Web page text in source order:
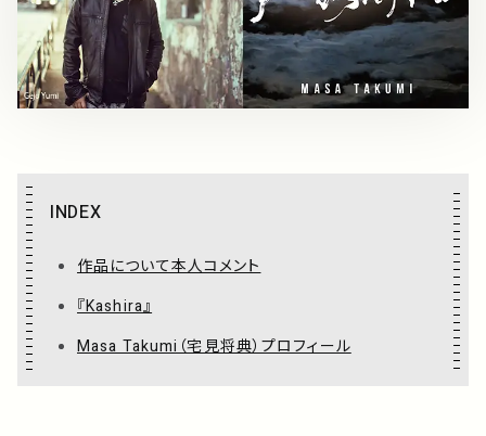
プレイリスト
INDEX
作品について本人コメント
『Kashira』
Masa Takumi（宅見将典）プロフィール